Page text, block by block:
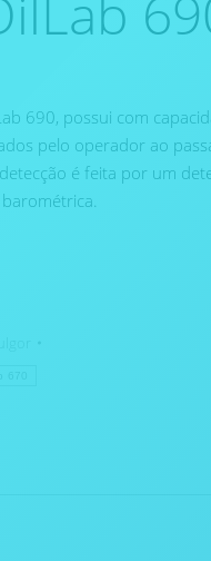
690, possui com
pelo operador ao
é feita por um